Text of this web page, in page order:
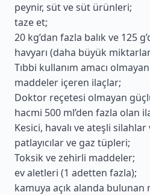
peynir, süt ve süt ürünleri;
taze et;
20 kg’dan fazla balık ve 125
havyarı (daha büyük
Tıbbi kullanım amacı
maddeler içeren ilaçlar;
Doktor reçetesi olmayan
hacmi 500 ml’den fazla olan
Kesici, havalı ve ateşli silahlar
patlayıcılar ve gaz tüpleri;
Toksik ve zehirli maddeler;
ev aletleri (1 adetten fazla);
kamuya açık alanda bulunan